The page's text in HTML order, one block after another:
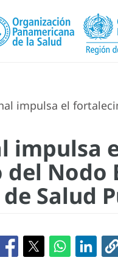
impulsa el
impulsa
Nodo
Salud